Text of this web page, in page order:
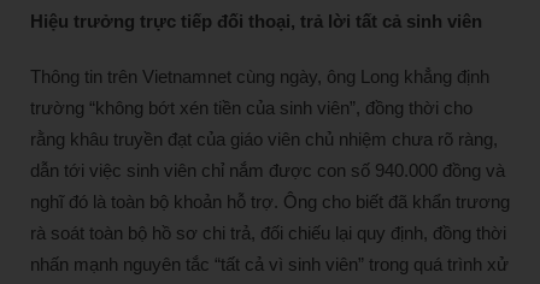
Hiệu trưởng trực tiếp đối thoại, trả lời tất cả sinh viên
Thông tin trên Vietnamnet cùng ngày, ông Long khẳng định
trường “không bớt xén tiền của sinh viên”, đồng thời cho
rằng khâu truyền đạt của giáo viên chủ nhiệm chưa rõ ràng,
dẫn tới việc sinh viên chỉ nắm được con số 940.000 đồng và
nghĩ đó là toàn bộ khoản hỗ trợ. Ông cho biết đã khẩn trương
rà soát toàn bộ hồ sơ chi trả, đối chiếu lại quy định, đồng thời
nhấn mạnh nguyên tắc “tất cả vì sinh viên” trong quá trình xử